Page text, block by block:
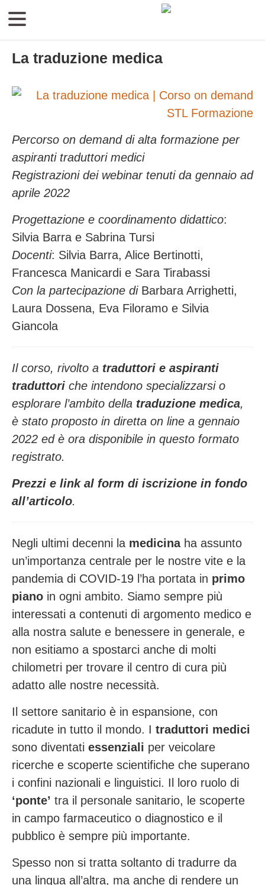
La traduzione medica
Percorso on demand di alta formazione per
aspiranti traduttori medici
Registrazioni dei webinar tenuti da gennaio ad
aprile 2022
Progettazione e coordinamento didattico:
Silvia Barra e Sabrina Tursi
Docenti: Silvia Barra, Alice Bertinotti,
Francesca Manicardi e Sara Tirabassi
Con la partecipazione diBarbara Arrighetti,
Laura Dossena, Eva Filoramo e Silvia
Giancola
Il corso, rivolto a traduttori e aspiranti
traduttori che intendono specializzarsi o
esplorare l’ambito della traduzione medica,
è stato proposto in diretta on line a gennaio
2022 ed è ora disponibile in questo formato
registrato.
Prezzi e link al form di iscrizione in fondo
all’articolo.
Negli ultimi decenni la medicinaha assunto
un’importanza centrale per le nostre vite e la
pandemia di COVID-19 l’ha portata in primo
piano in ogni ambito. Siamo sempre più
interessati a contenuti di argomento medico e
alla nostra salute e benessere in generale, e
non esitiamo a spostarci anche di molti
chilometri per trovare il centro di cura più
adatto alle nostre necessità.
Il settore sanitario è in espansione, con
ricadute in tutto il mondo. I traduttori medici
sono diventati essenziali per veicolare
ricerche e scoperte scientifiche che superano
i confini nazionali e linguistici. Il loro ruolo di
‘ponte’ tra il personale sanitario, le scoperte
in campo farmaceutico o diagnostico e il
pubblico è sempre più importante.
Spesso non si tratta soltanto di tradurre da
una lingua all’altra, ma anche di rendere un